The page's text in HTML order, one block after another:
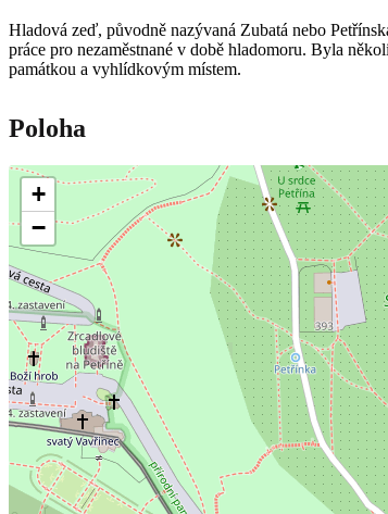
Hladová zeď, původně nazývaná Zubatá nebo
práce pro nezaměstnané v době hladomoru. Byla
památkou a vyhlídkovým místem.
Poloha
+
−